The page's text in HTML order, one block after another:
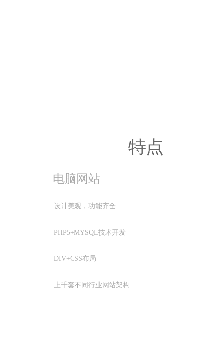
特点
电脑网站
设计美观，功能齐全
PHP5+MYSQL技术开发
DIV+CSS布局
上千套不同行业网站架构